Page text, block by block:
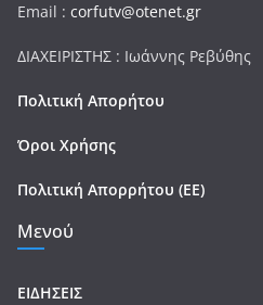
Email : corfutv@otenet.gr
ΔΙΑΧΕΙΡΙΣΤΗΣ : Ιωάννης Ρεβύθης
Πολιτική Απορήτου
Όροι Χρήσης
Πολιτική Απορρήτου (ΕΕ)
Μενού
ΕΙΔΗΣΕΙΣ